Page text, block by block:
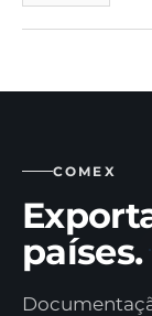
COMEX
países.